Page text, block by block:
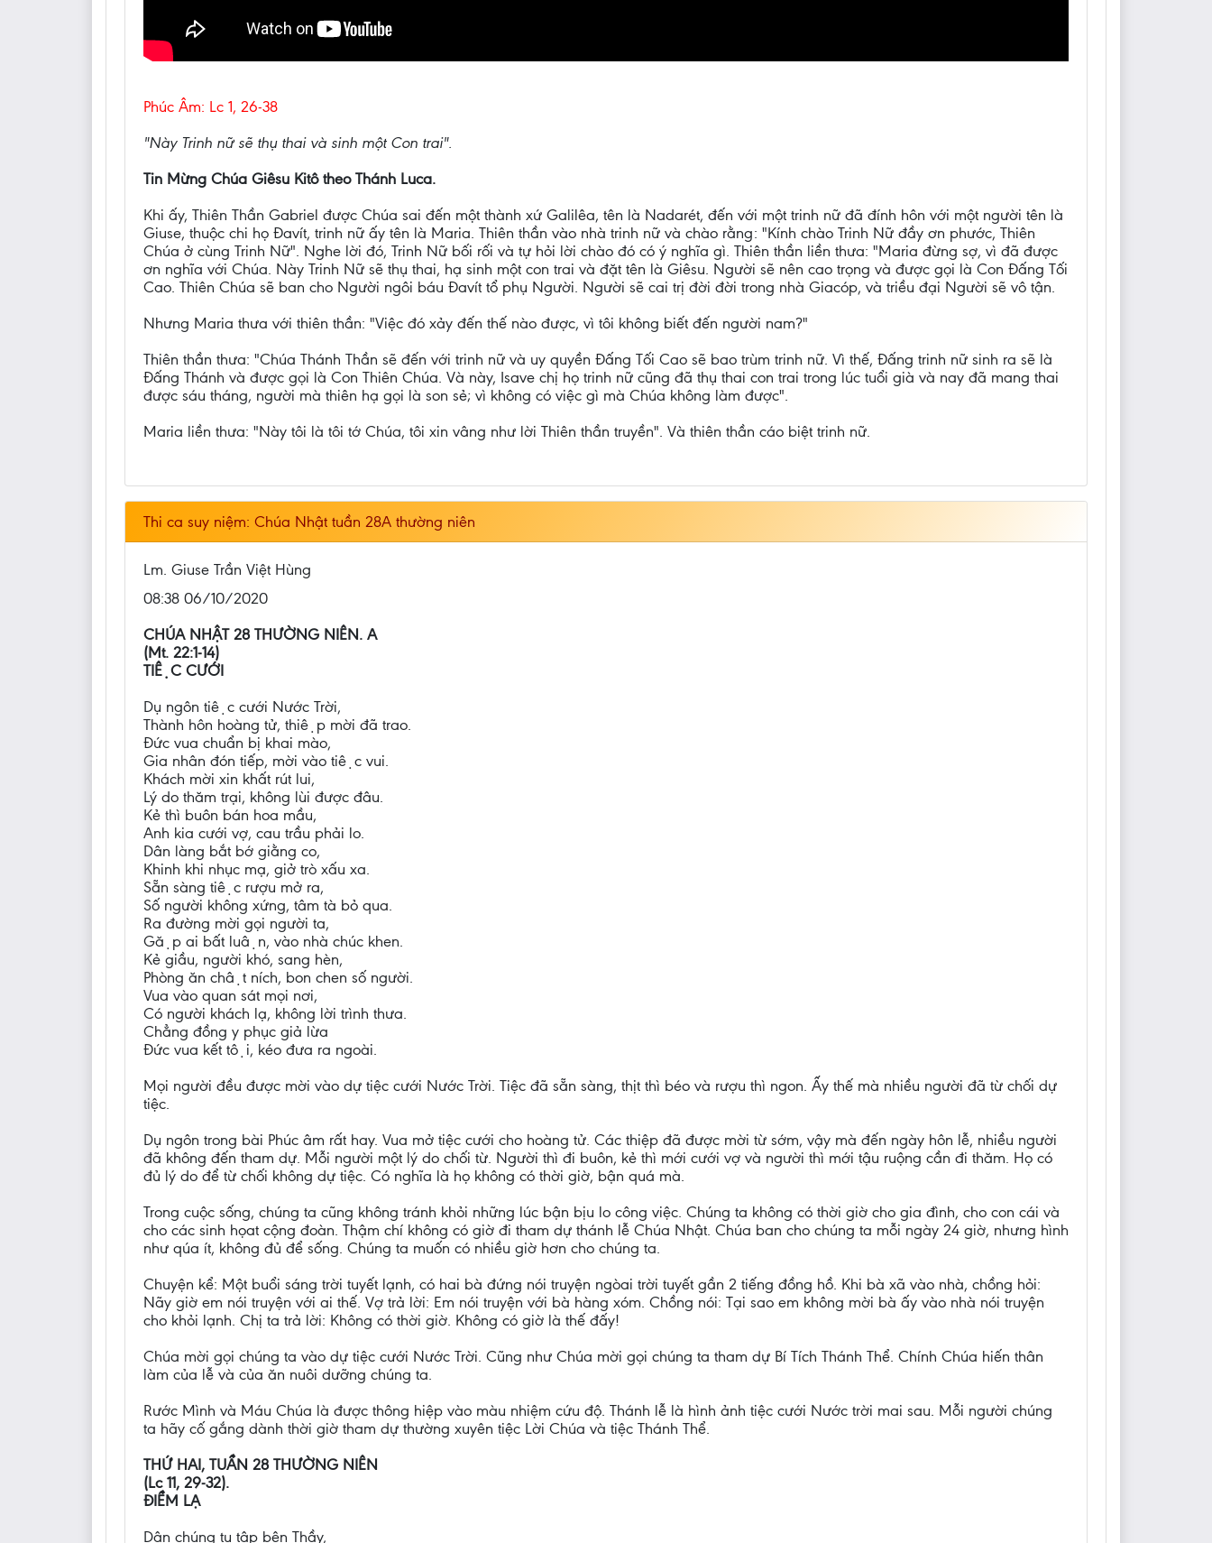
Phúc Âm: Lc 1, 26-38
"Này Trinh nữ sẽ thụ thai và sinh một Con trai".
Tin Mừng Chúa Giêsu Kitô theo Thánh Luca.
Khi ấy, Thiên Thần Gabriel được Chúa sai đến một thành xứ Galilêa, tên là Nadarét, đến với một trinh nữ đã đính hôn với một người tên là
Giuse, thuộc chi họ Ðavít, trinh nữ ấy tên là Maria. Thiên thần vào nhà trinh nữ và chào rằng: "Kính chào Trinh Nữ đầy ơn phước, Thiên
Chúa ở cùng Trinh Nữ". Nghe lời đó, Trinh Nữ bối rối và tự hỏi lời chào đó có ý nghĩa gì. Thiên thần liền thưa: "Maria đừng sợ, vì đã được
ơn nghĩa với Chúa. Này Trinh Nữ sẽ thụ thai, hạ sinh một con trai và đặt tên là Giêsu. Người sẽ nên cao trọng và được gọi là Con Ðấng Tối
Cao. Thiên Chúa sẽ ban cho Người ngôi báu Ðavít tổ phụ Người. Người sẽ cai trị đời đời trong nhà Giacóp, và triều đại Người sẽ vô tận.
Nhưng Maria thưa với thiên thần: "Việc đó xảy đến thế nào được, vì tôi không biết đến người nam?"
Thiên thần thưa: "Chúa Thánh Thần sẽ đến với trinh nữ và uy quyền Ðấng Tối Cao sẽ bao trùm trinh nữ. Vì thế, Ðấng trinh nữ sinh ra sẽ là
Ðấng Thánh và được gọi là Con Thiên Chúa. Và này, Isave chị họ trinh nữ cũng đã thụ thai con trai trong lúc tuổi già và nay đã mang thai
được sáu tháng, người mà thiên hạ gọi là son sẻ; vì không có việc gì mà Chúa không làm được".
Maria liền thưa: "Này tôi là tôi tớ Chúa, tôi xin vâng như lời Thiên thần truyền". Và thiên thần cáo biệt trinh nữ.
Thi ca suy niệm: Chúa Nhật tuần 28A thường niên
Lm. Giuse Trần Việt Hùng
08:38 06/10/2020
CHÚA NHẬT 28 THƯỜNG NIÊN. A
(Mt. 22:1-14)
TIỆC CƯỚI
Dụ ngôn tiệc cưới Nước Trời,
Thành hôn hoàng tử, thiệp mời đã trao.
Đức vua chuẩn bị khai mào,
Gia nhân đón tiếp, mời vào tiệc vui.
Khách mời xin khất rút lui,
Lý do thăm trại, không lùi được đâu.
Kẻ thì buôn bán hoa mầu,
Anh kia cưới vợ, cau trầu phải lo.
Dân làng bắt bớ giằng co,
Khinh khi nhục mạ, giở trò xấu xa.
Sẵn sàng tiệc rượu mở ra,
Số người không xứng, tâm tà bỏ qua.
Ra đường mời gọi người ta,
Gặp ai bất luận, vào nhà chúc khen.
Kẻ giầu, người khó, sang hèn,
Phòng ăn chật ních, bon chen số người.
Vua vào quan sát mọi nơi,
Có người khách lạ, không lời trình thưa.
Chẳng đồng y phục giả lừa
Đức vua kết tội, kéo đưa ra ngoài.
Mọi người đều được mời vào dự tiệc cưới Nước Trời. Tiệc đã sẵn sàng, thịt thì béo và rượu thì ngon. Ấy thế mà nhiều người đã từ chối dự
tiệc.
Dụ ngôn trong bài Phúc âm rất hay. Vua mở tiệc cưới cho hoàng tử. Các thiệp đã được mời từ sớm, vậy mà đến ngày hôn lễ, nhiều người
đã không đến tham dự. Mỗi người một lý do chối từ. Người thì đi buôn, kẻ thì mới cưới vợ và người thì mới tậu ruộng cần đi thăm. Họ có
đủ lý do để từ chối không dự tiệc. Có nghĩa là họ không có thời giờ, bận quá mà.
Trong cuộc sống, chúng ta cũng không tránh khỏi những lúc bận bịu lo công việc. Chúng ta không có thời giờ cho gia đình, cho con cái và
cho các sinh họat cộng đoàn. Thậm chí không có giờ đi tham dự thánh lễ Chúa Nhật. Chúa ban cho chúng ta mỗi ngày 24 giờ, nhưng hình
như qúa ít, không đủ để sống. Chúng ta muốn có nhiều giờ hơn cho chúng ta.
Chuyện kể: Một buổi sáng trời tuyết lạnh, có hai bà đứng nói truyện ngòai trời tuyết gần 2 tiếng đồng hồ. Khi bà xã vào nhà, chồng hỏi:
Nãy giờ em nói truyện với ai thế. Vợ trả lời: Em nói truyện với bà hàng xóm. Chồng nói: Tại sao em không mời bà ấy vào nhà nói truyện
cho khỏi lạnh. Chị ta trả lời: Không có thời giờ. Không có giờ là thế đấy!
Chúa mời gọi chúng ta vào dự tiệc cưới Nước Trời. Cũng như Chúa mời gọi chúng ta tham dự Bí Tích Thánh Thể. Chính Chúa hiến thân
làm của lễ và của ăn nuôi dưỡng chúng ta.
Rước Mình và Máu Chúa là được thông hiệp vào màu nhiệm cứu độ. Thánh lễ là hình ảnh tiệc cưới Nước trời mai sau. Mỗi người chúng
ta hãy cố gắng dành thời giờ tham dự thường xuyên tiệc Lời Chúa và tiệc Thánh Thể.
THỨ HAI, TUẦN 28 THƯỜNG NIÊN
(Lc 11, 29-32).
ĐIỀM LẠ
Dân chúng tụ tập bên Thầy,